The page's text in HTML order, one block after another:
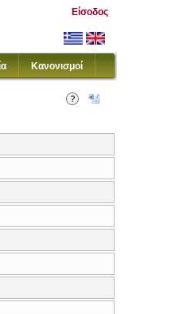
Είσοδος
Κανονισμοί